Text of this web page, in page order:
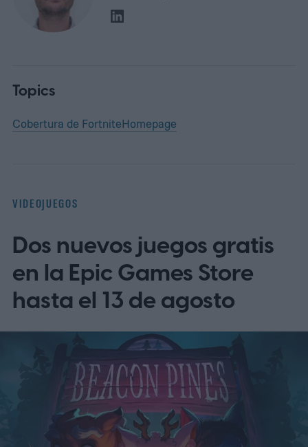
Topics
Cobertura de FortniteHomepage
VIDEOJUEGOS
Dos nuevos juegos gratis
en la Epic Games Store
hasta el 13 de agosto